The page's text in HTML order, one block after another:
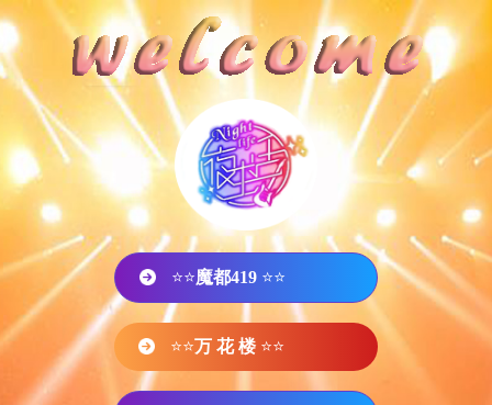
⭐⭐魔都419 ⭐⭐
⭐⭐万 花 楼 ⭐⭐